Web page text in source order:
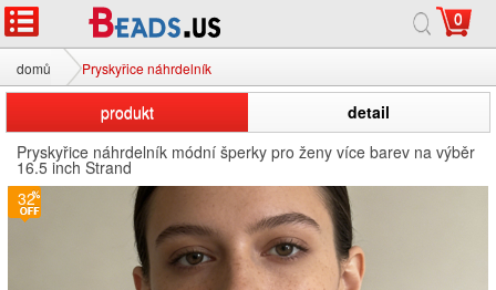
0
domů Pryskyřice náhrdelník
produkt
detail
Pryskyřice náhrdelník módní šperky pro ženy více barev na výběr
16.5 inch Strand